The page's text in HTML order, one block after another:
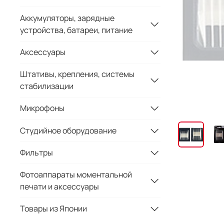
Аккумуляторы, зарядные
устройства, батареи, питание
Аксессуары
Штативы, крепления, системы
стабилизации
Микрофоны
Студийное оборудование
Фильтры
Фотоаппараты моментальной
печати и аксессуары
Товары из Японии